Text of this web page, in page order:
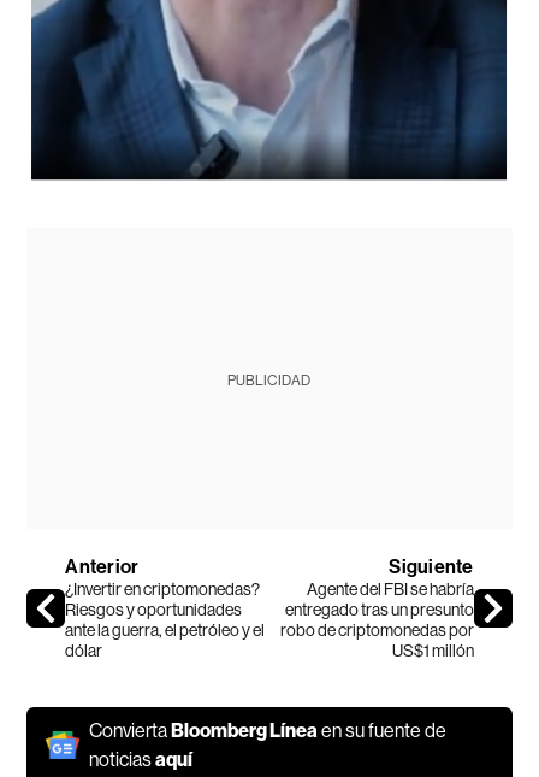
PUBLICIDAD
Anterior
¿Invertir en criptomonedas?
Riesgos y oportunidades
ante la guerra, el petróleo y el
dólar
Siguiente
Agente del FBI se habría
entregado tras un presunto
robo de criptomonedas por
US$1 millón
ConviertaBloomberg Línea en su fuente de
noticiasaquí